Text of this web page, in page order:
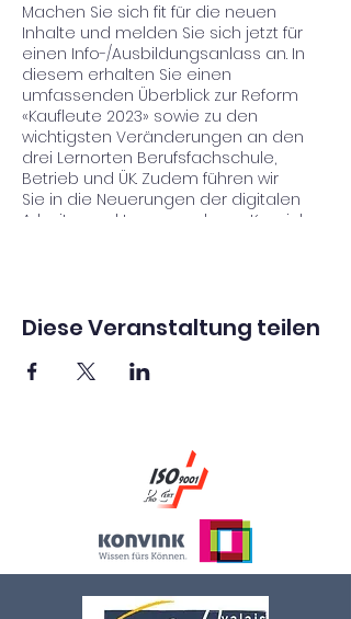
Machen Sie sich fit für die neuen
Inhalte und melden Sie sich jetzt für
einen Info-/Ausbildungsanlass an. In
diesem erhalten Sie einen
umfassenden Überblick zur Reform
«Kaufleute 2023» sowie zu den
wichtigsten Veränderungen an den
drei Lernorten Berufsfachschule,
Betrieb und ÜK. Zudem führen wir
Sie in die Neuerungen der digitalen
Arbeits- und Lernumgebung Konvink
Diese Veranstaltung teilen